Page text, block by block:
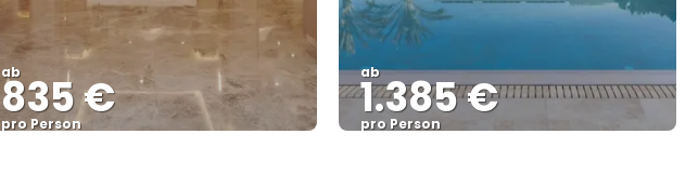
ab
835 €
pro Person
ab
1.385 €
pro Person